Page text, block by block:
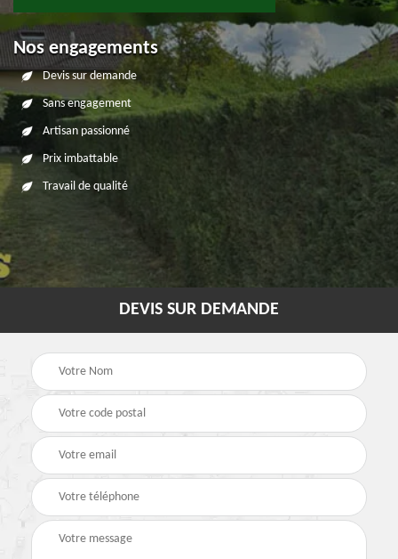
Nos engagements
Devis sur demande
Sans engagement
Artisan passionné
Prix imbattable
Travail de qualité
DEVIS SUR DEMANDE